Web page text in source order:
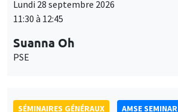
Lundi 28 septembre 2026
11:30 à 12:45
Suanna Oh
PSE
SÉMINAIRES GÉNÉRAUX
AMSE SEMINAR